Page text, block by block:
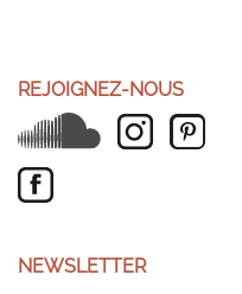
REJOIGNEZ-NOUS
NEWSLETTER